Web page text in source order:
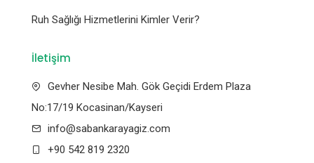
Ruh Sağlığı Hizmetlerini Kimler Verir?
İletişim
Gevher Nesibe Mah. Gök Geçidi Erdem Plaza
No:17/19 Kocasinan/Kayseri
info@sabankarayagiz.com
+90 542 819 2320